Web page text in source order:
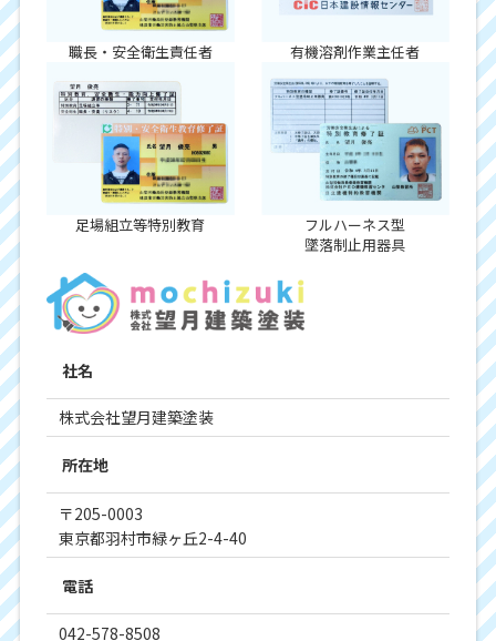
職長・安全衛生責任者 有機溶剤作業主任者
足場組立等特別教育
フルハーネス型
墜落制止用器具
社名
株式会社望月建築塗装
所在地
〒205-0003
東京都羽村市緑ヶ丘2-4-40
電話
042-578-8508